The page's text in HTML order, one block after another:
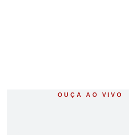
OUÇA AO VIVO